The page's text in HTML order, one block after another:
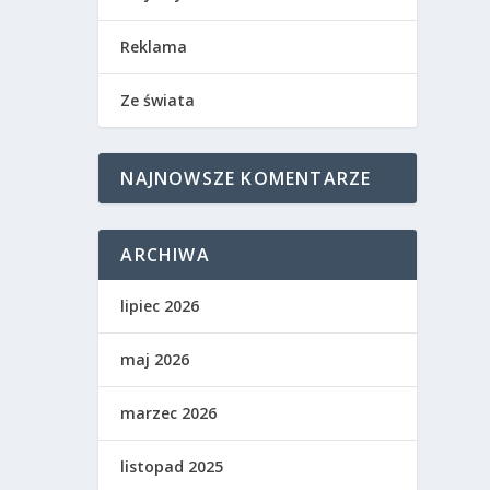
Reklama
Ze świata
NAJNOWSZE KOMENTARZE
ARCHIWA
lipiec 2026
maj 2026
marzec 2026
listopad 2025